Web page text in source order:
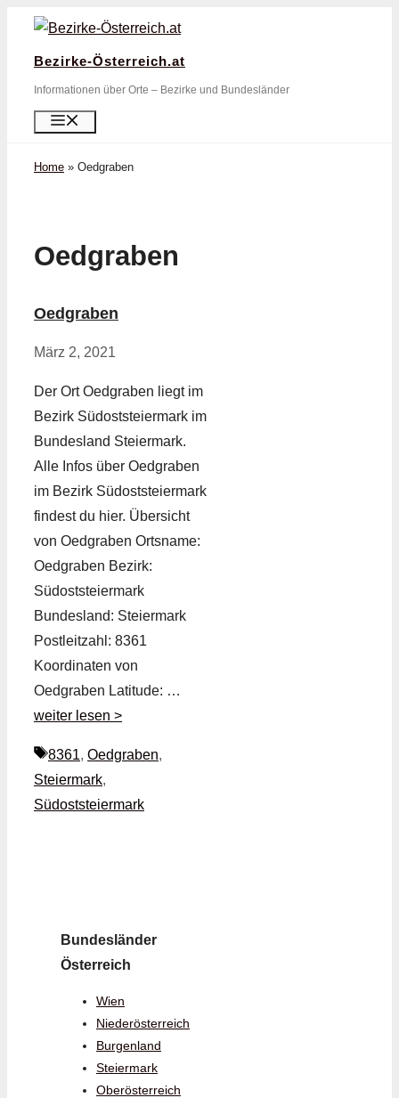
Zum
springen
Bezirke-Österreich.at
Informationen über Orte – Bezirke und Bundesländer
Home » Oedgraben
Oedgraben
Oedgraben
März 2, 2021
Der Ort Oedgraben liegt im
Bezirk Südoststeiermark im
Bundesland Steiermark.
Alle Infos über Oedgraben
im Bezirk Südoststeiermark
findest du hier. Übersicht
von Oedgraben Ortsname:
Oedgraben Bezirk:
Südoststeiermark
Bundesland: Steiermark
Postleitzahl: 8361
Koordinaten von
Oedgraben Latitude: …
weiter lesen >
Schlagwörter
8361, Oedgraben,
Steiermark,
Südoststeiermark
Bundesländer
Österreich
Wien
Niederösterreich
Burgenland
Steiermark
Oberösterreich